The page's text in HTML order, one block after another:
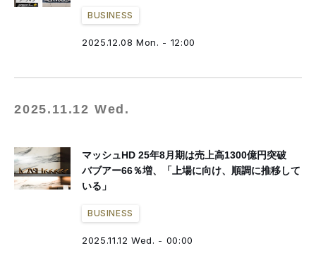
BUSINESS
2025.12.08 Mon. - 12:00
2025.11.12 Wed.
マッシュHD 25年8月期は売上高1300億円突破
バブアー66％増、「上場に向け、順調に推移して
いる」
BUSINESS
2025.11.12 Wed. - 00:00